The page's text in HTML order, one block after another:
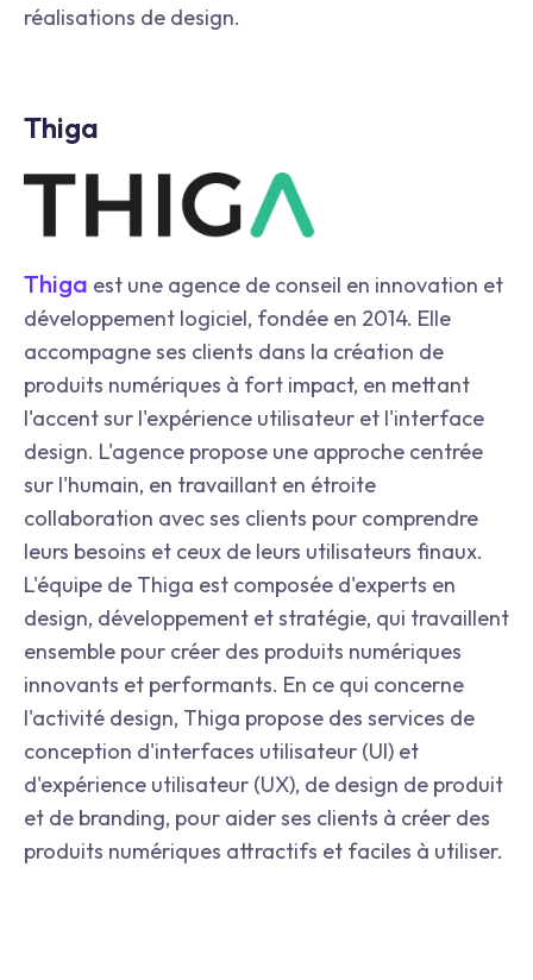
réalisations de design.
Thiga
Thiga est une agence de conseil en innovation et
développement logiciel, fondée en 2014. Elle
accompagne ses clients dans la création de
produits numériques à fort impact, en mettant
l'accent sur l'expérience utilisateur et l'interface
design. L'agence propose une approche centrée
sur l'humain, en travaillant en étroite
collaboration avec ses clients pour comprendre
leurs besoins et ceux de leurs utilisateurs finaux.
L'équipe de Thiga est composée d'experts en
design, développement et stratégie, qui travaillent
ensemble pour créer des produits numériques
innovants et performants. En ce qui concerne
l'activité design, Thiga propose des services de
conception d'interfaces utilisateur (UI) et
d'expérience utilisateur (UX), de design de produit
et de branding, pour aider ses clients à créer des
produits numériques attractifs et faciles à utiliser.